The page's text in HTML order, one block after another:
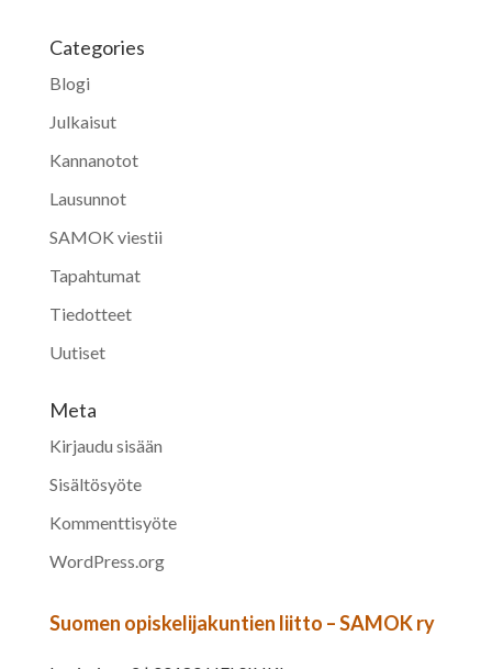
Categories
Blogi
Julkaisut
Kannanotot
Lausunnot
SAMOK viestii
Tapahtumat
Tiedotteet
Uutiset
Meta
Kirjaudu sisään
Sisältösyöte
Kommenttisyöte
WordPress.org
Suomen opiskelijakuntien liitto – SAMOK ry